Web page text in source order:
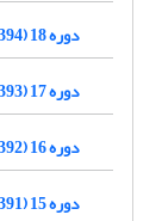
دوره 18 (1394)
دوره 17 (1393)
دوره 16 (1392)
دوره 15 (1391)